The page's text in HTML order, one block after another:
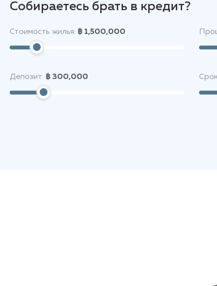
Собираетесь брать в кредит?
Стоимость жилья: ฿ 1,500,000
Депозит: ฿ 300,000